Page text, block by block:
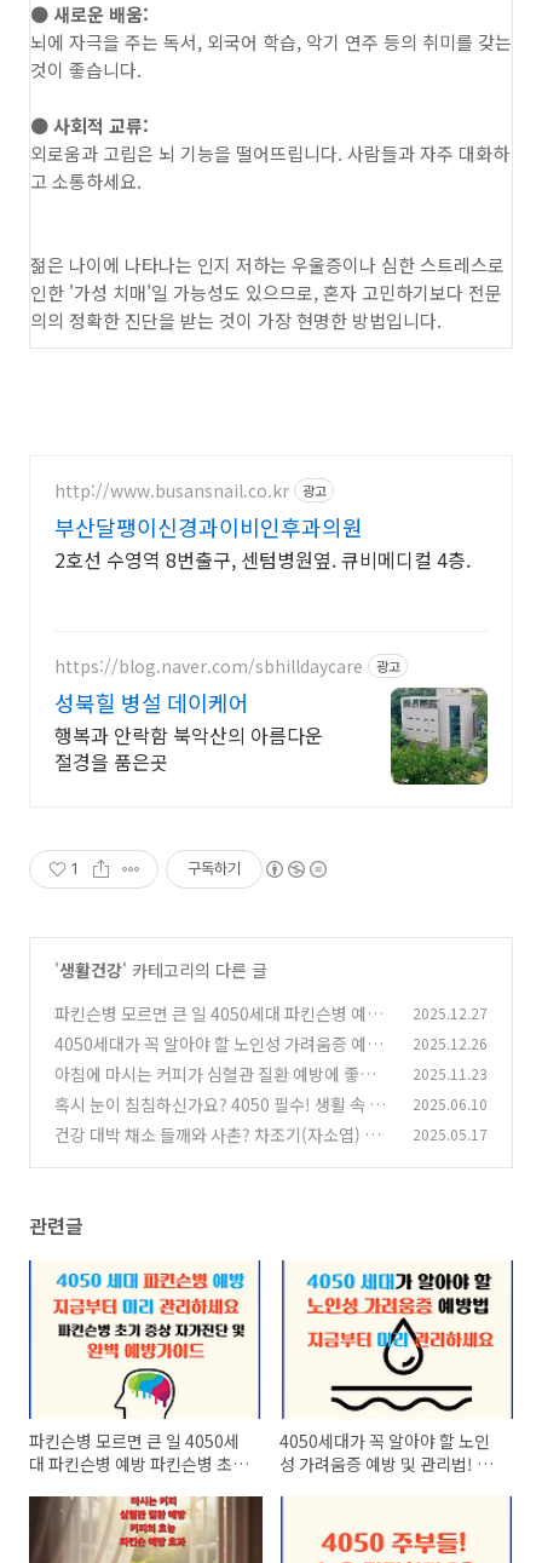
● 새로운 배움:
뇌에 자극을 주는 독서, 외국어 학습, 악기 연주 등의 취미를 갖는
것이 좋습니다.
● 사회적 교류:
외로움과 고립은 뇌 기능을 떨어뜨립니다. 사람들과 자주 대화하
고 소통하세요.
젊은 나이에 나타나는 인지 저하는 우울증이나 심한 스트레스로
인한 '가성 치매'일 가능성도 있으므로, 혼자 고민하기보다 전문
의의 정확한 진단을 받는 것이 가장 현명한 방법입니다.
http://www.busansnail.co.kr 광고
부산달팽이신경과이비인후과의원
2호선 수영역 8번출구, 센텀병원옆. 큐비메디컬 4층.
https://blog.naver.com/sbhilldaycare 광고
성북힐 병설 데이케어
행복과 안락함 북악산의 아름다운
절경을 품은곳
1 구독하기
'생활건강' 카테고리의 다른 글
파킨슨병 모르면 큰 일 4050세대 파킨슨병 예방
파킨슨병 초기 증상 자가 진단 및 예방 완벽 가이
드
(0)
2025.12.27
4050세대가 꼭 알아야 할 노인성 가려움증 예방
및 관리법! 지금부터 시작해야 합니다.
(0)
2025.12.26
아침에 마시는 커피가 심혈관 질환 예방에 좋다네
요 커피 효능 심혈관 질환 항산화 성분 뇌건강
(0)
2025.11.23
혹시 눈이 침침하신가요? 4050 필수! 생활 속 눈
건강 지키는 꿀팁 ! (1)
2025.06.10
건강 대박 채소 들깨와 사촌? 차조기(자소엽) 효
2025.05.17
관련글
파킨슨병 모르면 큰 일 4050세
대 파킨슨병 예방 파킨슨병 초기
4050세대가 꼭 알아야 할 노인
성 가려움증 예방 및 관리법! 지